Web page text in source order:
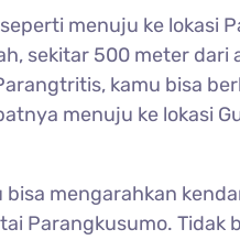
menuju ke lokasi
sekitar 500 meter dari
kamu bisa
menuju ke lokasi
bisa mengarahkan
Parangkusumo. Tidak